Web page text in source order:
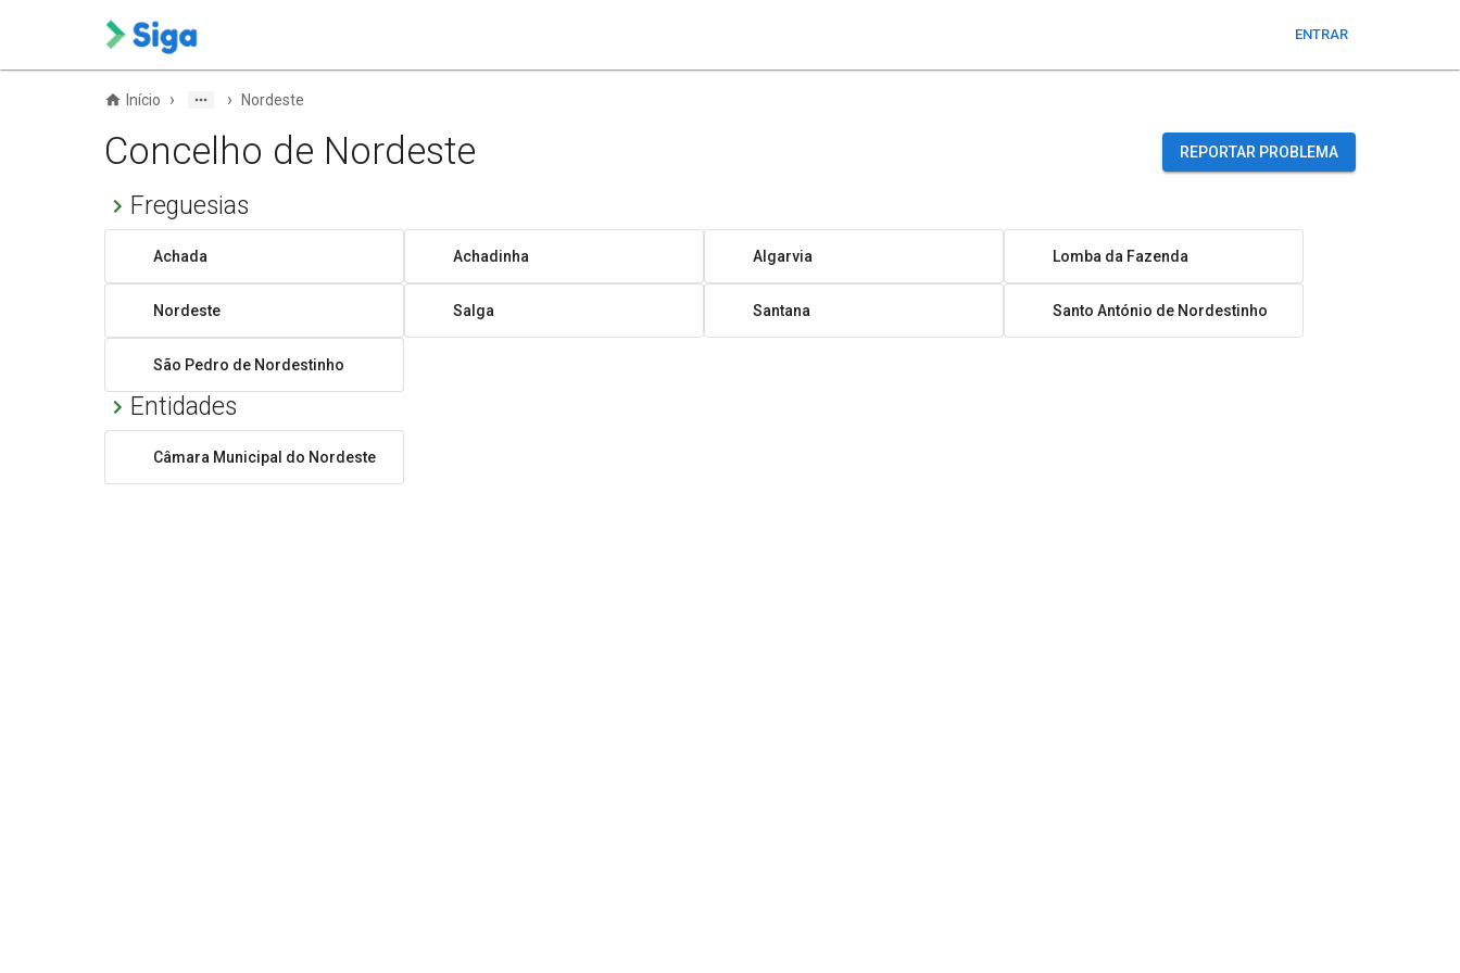
ENTRAR
Início › › Nordeste
Concelho de Nordeste REPORTAR PROBLEMA
Freguesias
Achada Achadinha Algarvia Lomba da Fazenda
Nordeste Salga Santana Santo António de Nordestinho
São Pedro de Nordestinho
Entidades
Câmara Municipal do Nordeste